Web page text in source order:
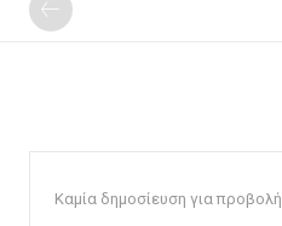
Καμία δημοσίευση για προβολή